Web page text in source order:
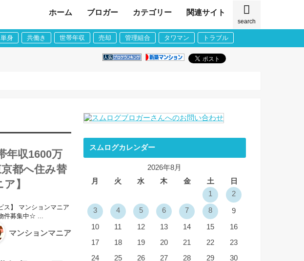
search
ホーム ブロガー カテゴリー 関連サイト
単身 共働き 世帯年収 売却 管理組合 タワマン トラブル
年収1600万
都へ住み替
】
ス】 マンションマニア
件募集中☆ ...
マンションマニア
スムログカレンダー
2026年8月
月
火 水 木 金 土
日
1
2
3 4 5 6 7 8 9
10 11 12 13 14 15
16
17
18 19 20 21 22
23
24
25 26 27 28 29
30